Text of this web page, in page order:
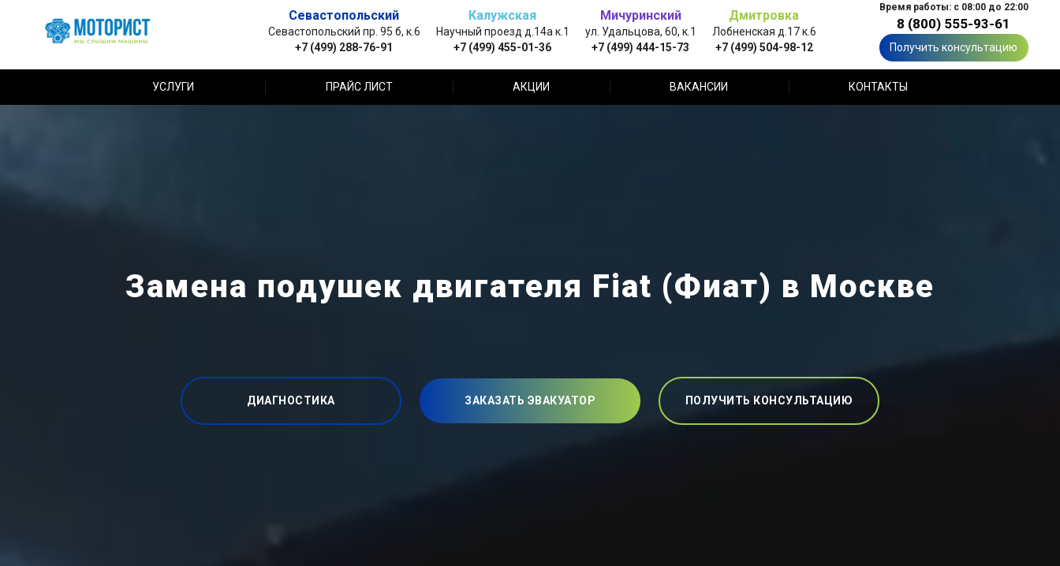
Севастопольский
Севастопольский пр. 95 б, к.6
+7 (499) 288-76-91
Калужская
Научный проезд д.14а к.1
+7 (499) 455-01-36
Мичуринский
ул. Удальцова, 60, к.1
+7 (499) 444-15-73
Дмитровка
Лобненская д.17 к.6
+7 (499) 504-98-12
Время работы: с 08:00 до 22:00
8 (800) 555-93-61
Получить консультацию
УСЛУГИ ПРАЙС ЛИСТ АКЦИИ ВАКАНСИИ КОНТАКТЫ
Замена подушек двигателя Fiat (Фиат) в Москве
ДИАГНОСТИКА ЗАКАЗАТЬ ЭВАКУАТОР ПОЛУЧИТЬ КОНСУЛЬТАЦИЮ